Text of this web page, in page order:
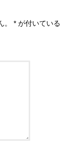
* が付いている